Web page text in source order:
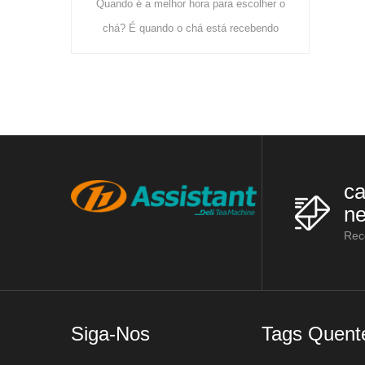
hora para escolher o
o chá está recebendo
Siga-Nos Tags